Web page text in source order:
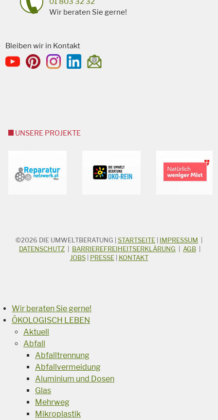
Wir beraten Sie gerne!
Bleiben wir in Kontakt
UNSERE PROJEKTE
STICHWORTSUCHE
Suchbegriff
©2026 DIE UMWELTBERATUNG STARTSEITE IMPRESSUM
DATENSCHUTZ
BARRIEREFREIHEITSERKLÄRUNG AGB
JOBS| PRESSE| KONTAKT
Wir beraten Sie gerne!
ÖKOLOGISCH LEBEN
Aktuell
Abfall
Abfalltrennung
Abfallvermeidung
Aluminium und Dosen
Glas
Mehrweg
Mikroplastik